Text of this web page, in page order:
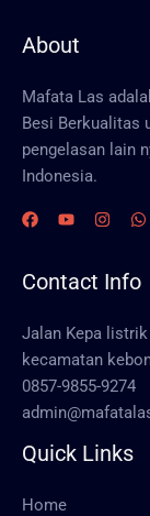
About
Mafata Las
Besi Berkualitas
pengelasan lain
Indonesia.
Contact Info
Jalan Kepa listrik
kecamatan
0857-9855-9274
Quick Links
Home